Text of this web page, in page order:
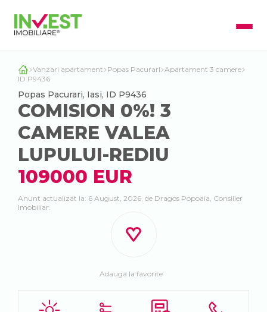
Vanzari apartament Popas Pacurari Apartament 3 camere
ID P9436
Popas Pacurari, Iasi, ID P9436
COMISION 0%! 3
CAMERE VALEA
LUPULUI-REDIU
109000 EUR
Anunt actualizat la: 6 August, 2026, de Dragos Popoaia, Consilier
Imobiliar.
Adauga la favorite